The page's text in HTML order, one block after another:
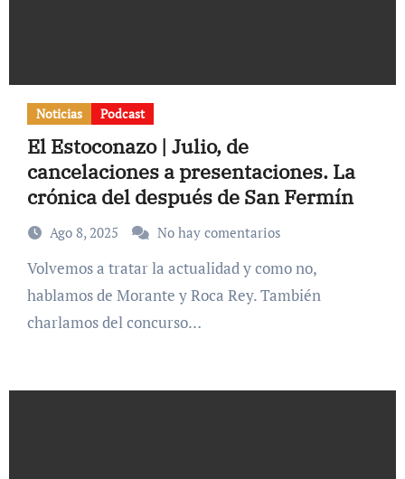
Noticias Podcast
El Estoconazo | Julio, de
cancelaciones a presentaciones. La
crónica del después de San Fermín
Ago 8, 2025 No hay comentarios
Volvemos a tratar la actualidad y como no,
hablamos de Morante y Roca Rey. También
charlamos del concurso…